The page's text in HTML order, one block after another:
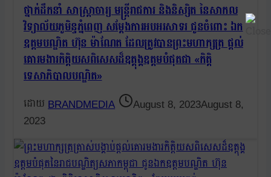
ថ្នាក់ដឹកនាំ សាស្ត្រាចារ្យ មន្ត្រីរាជការ និងនិស្សិត នៃសាកល
វិទ្យាល័យភូមិន្ទភ្នំពេញ សម្តែងការអបអរសាទរ ជូនចំពោះ ឯក
ឧត្តមបណ្ឌិត ហ៊ុន ម៉ាណែត ដែលត្រូវបានព្រះមហាក្សត្រ ផ្តល់
គោរមងារកិត្តិយសពិសេសដ៏ឧត្តុង្គឧត្តមបំផុតជា «កិត្តិ
ទេសាភិបាលបណ្ឌិត»
BRANDMEDIA August 8, 2023August 8,
2023